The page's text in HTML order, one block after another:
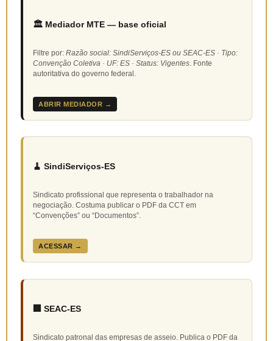
🏛️ Mediador MTE — base oficial
Filtre por: Razão social: SindiServiços-ES ou SEAC-ES · Tipo:
Convenção Coletiva · UF: ES · Status: Vigentes. Fonte
autoritativa do governo federal.
ABRIR MEDIADOR →
🧹 SindiServiços-ES
Sindicato profissional que representa o trabalhador na
negociação. Costuma publicar o PDF da CCT em
“Convenções” ou “Documentos”.
ACESSAR →
🏢 SEAC-ES
Sindicato patronal das empresas de asseio. Publica o PDF da